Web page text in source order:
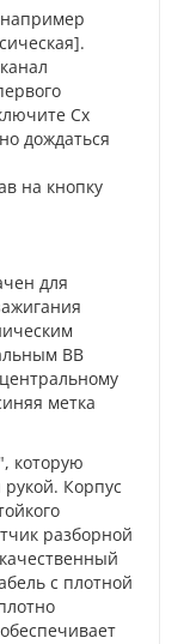
Cx
дождаться
на кнопку
для
ВВ
метка
которую
Корпус
разборной
с плотной